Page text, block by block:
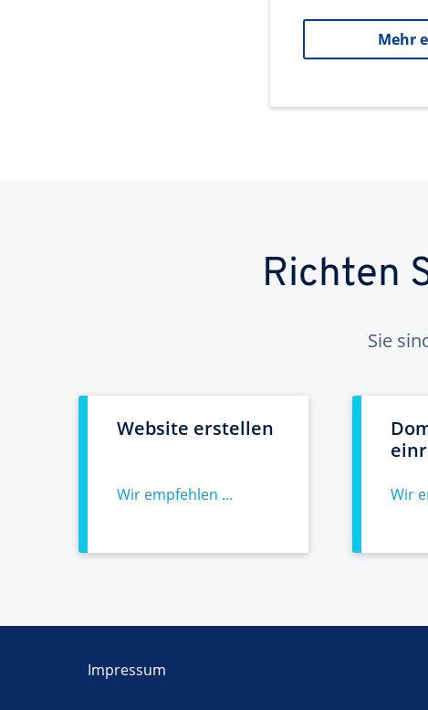
Mehr
Richten
Sie
Website erstellen
Wir empfehlen ... Wir
Impressum